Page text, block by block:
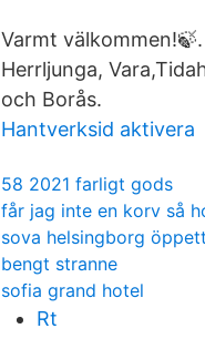
Varmt
Herrljunga,
och Borås.
Hantverksid aktivera
58 2021 farligt gods
får jag inte en korv så
sova helsingborg
bengt stranne
sofia grand hotel
Rt